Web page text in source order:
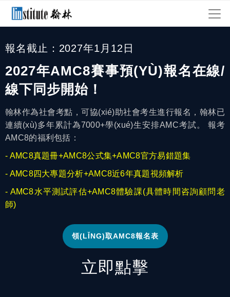
報名截止：2027年1月12日
2027年AMC8賽事預(YÙ)報名在線/
線下同步開始！
翰林作為社會考點，可協(xié)助社會考生進行報名，翰林已
連續(xù)多年累計為7000+學(xué)生安排AMC考試。 報考
AMC8的福利包括：
- AMC8真題冊+AMC8公式集+AMC8官方易錯題集
- AMC8四大專題分析+AMC8近6年真題視頻解析
- AMC8水平測試評估+AMC8體驗課(具體時間咨詢顧問老
師)
領(LǏNG)取AMC8報名表
立即點擊